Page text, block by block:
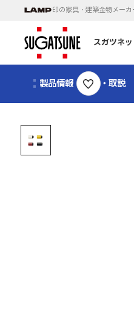
印の家具・建築金物メー
スガツネ
製品情報・CAD・取説